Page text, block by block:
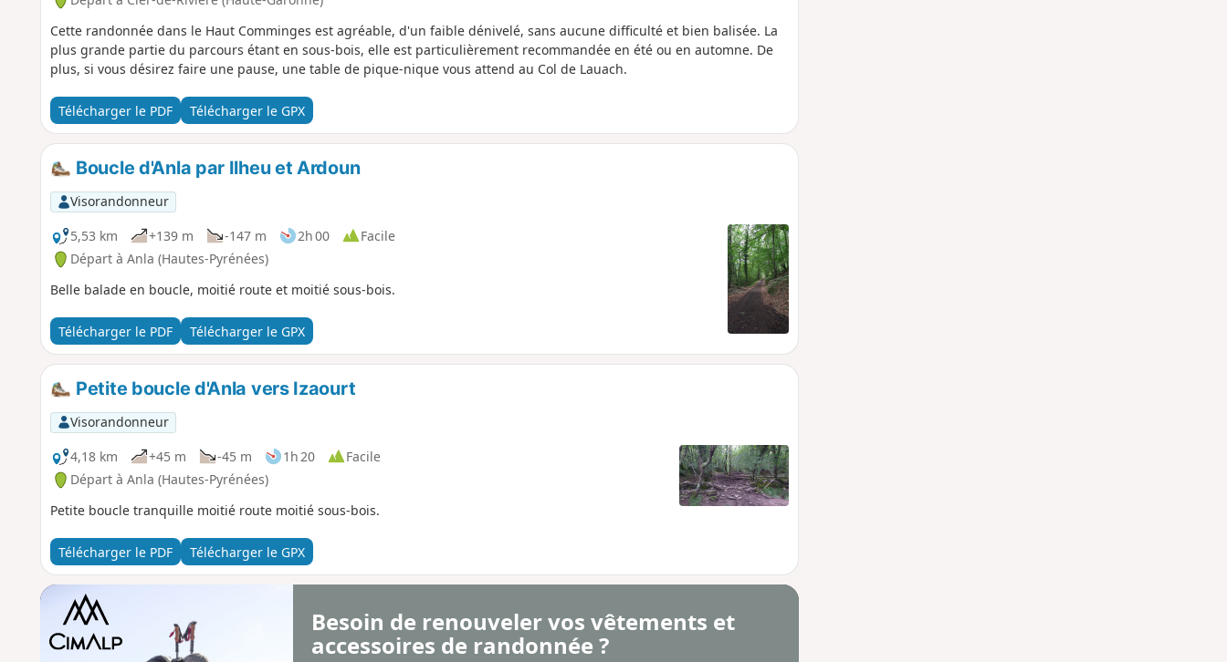
Cette randonnée dans le Haut Comminges est agréable, d'un faible dénivelé, sans aucune difficulté et bien balisée. La
plus grande partie du parcours étant en sous-bois, elle est particulièrement recommandée en été ou en automne. De
plus, si vous désirez faire une pause, une table de pique-nique vous attend au Col de Lauach.
Télécharger le PDF Télécharger le GPX
Boucle d'Anla par Ilheu et Ardoun
Visorandonneur
5,53 km
+139 m -147 m 2h 00
Facile
Départ à Anla (Hautes-Pyrénées)
Belle balade en boucle, moitié route et moitié sous-bois.
Télécharger le PDF Télécharger le GPX
Petite boucle d'Anla vers Izaourt
Visorandonneur
4,18 km
+45 m -45 m 1h 20
Facile
Départ à Anla (Hautes-Pyrénées)
Petite boucle tranquille moitié route moitié sous-bois.
Télécharger le PDF Télécharger le GPX
Besoin de renouveler vos vêtements et
accessoires de randonnée ?